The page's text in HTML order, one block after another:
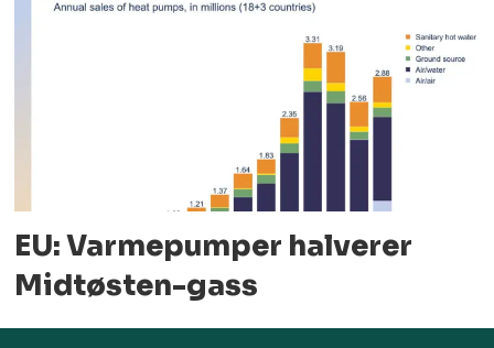
EU: Varmepumper halverer
Midtøsten-gass